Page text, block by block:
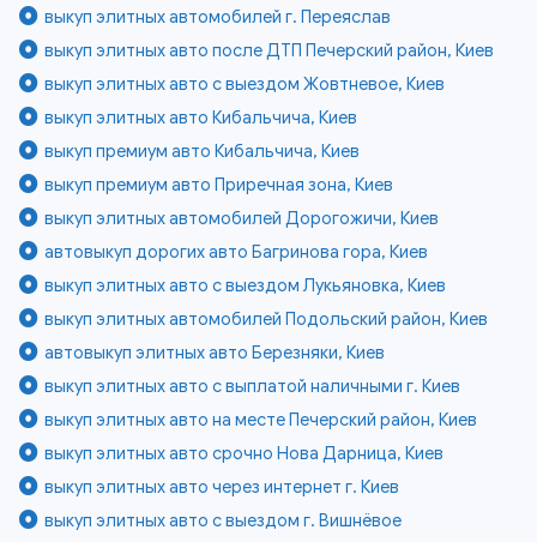
выкуп элитных автомобилей г. Переяслав
выкуп элитных авто после ДТП Печерский район, Киев
выкуп элитных авто с выездом Жовтневое, Киев
выкуп элитных авто Кибальчича, Киев
выкуп премиум авто Кибальчича, Киев
выкуп премиум авто Приречная зона, Киев
выкуп элитных автомобилей Дорогожичи, Киев
автовыкуп дорогих авто Багринова гора, Киев
выкуп элитных авто с выездом Лукьяновка, Киев
выкуп элитных автомобилей Подольский район, Киев
автовыкуп элитных авто Березняки, Киев
выкуп элитных авто с выплатой наличными г. Киев
выкуп элитных авто на месте Печерский район, Киев
выкуп элитных авто срочно Нова Дарница, Киев
выкуп элитных авто через интернет г. Киев
выкуп элитных авто с выездом г. Вишнёвое